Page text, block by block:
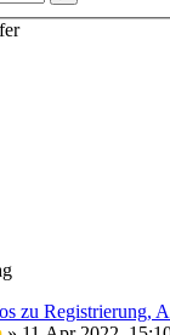
zu Registrierung,